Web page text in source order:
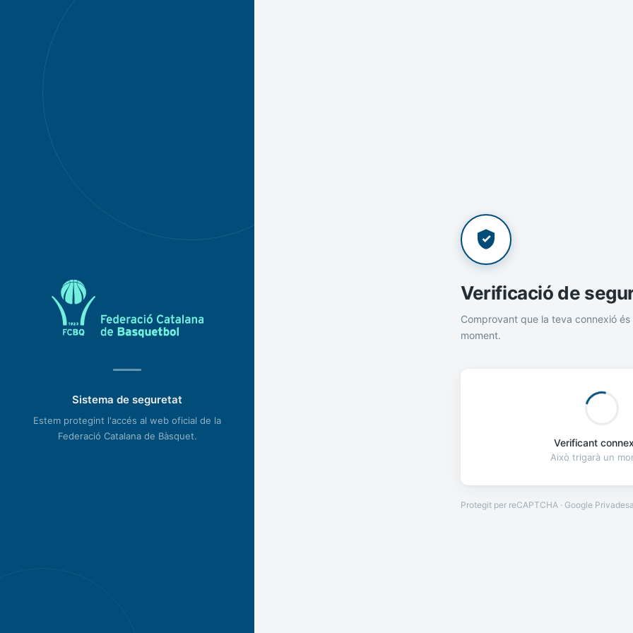
Sistema de seguretat
Estem protegint l'accés al web oficial de la
Federació Catalana de Bàsquet.
Verificació de
Comprovant que la teva connexió és
moment.
Verificant
Això trigarà un
Protegit per reCAPTCHA · Google Privadesa